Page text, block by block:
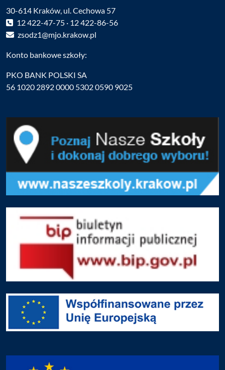
30-614 Kraków, ul. Cechowa 57
12 422-47-75 · 12 422-86-56
zsodz1@mjo.krakow.pl
Konto bankowe szkoły:
PKO BANK POLSKI SA
56 1020 2892 0000 5302 0590 9025